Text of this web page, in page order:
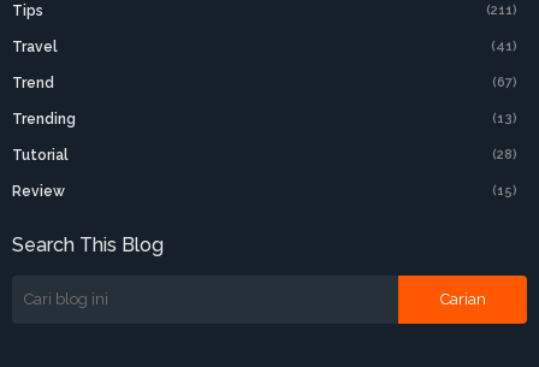
Tips (211)
Travel (41)
Trend (67)
Trending (13)
Tutorial (28)
Review (15)
Search This Blog